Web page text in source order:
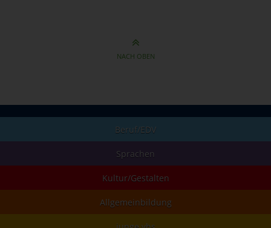
NACH OBEN
Beruf/EDV
Sprachen
Kultur/Gestalten
Allgemeinbildung